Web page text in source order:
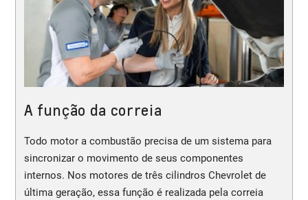
A função da correia
Todo motor a combustão precisa de um sistema para
sincronizar o movimento de seus componentes
internos. Nos motores de três cilindros Chevrolet de
última geração, essa função é realizada pela correia